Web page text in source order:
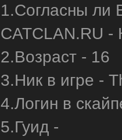
1.Согласны ли
CATCLAN.RU -
2.Возраст - 16
3.Ник в игре -
4.Логин в
5.Гуид -